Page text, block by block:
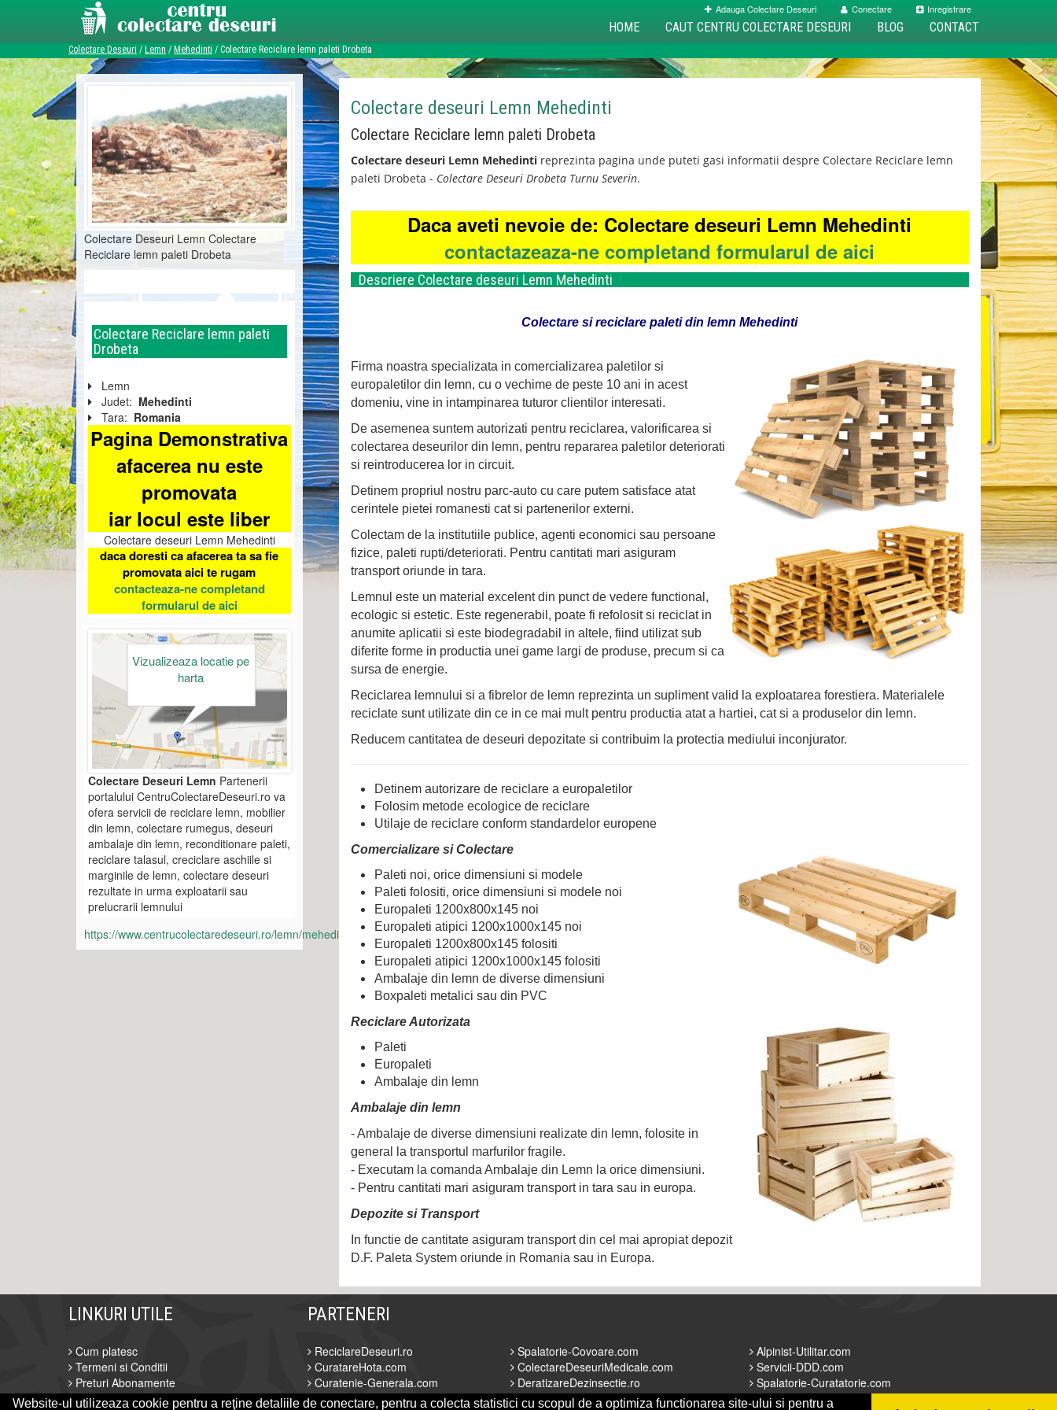
Website-ul utilizeaza cookie pentru a reţine detaliile de conectare, pentru a colecta statistici cu scopul de a optimiza functionarea site-ului si pentru a
Adauga Colectare Deseuri Conectare Inregistrare
HOME CAUT CENTRU COLECTARE DESEURI BLOG CONTACT
Colectare Deseuri / Lemn / Mehedinti / Colectare Reciclare lemn paleti Drobeta
Colectare Deseuri Lemn Colectare
Reciclare lemn paleti Drobeta
Colectare Reciclare lemn paleti
Drobeta
Lemn
Judet: Mehedinti
Tara: Romania
Pagina Demonstrativa
afacerea nu este
promovata
iar locul este liber
Colectare deseuri Lemn Mehedinti
daca doresti ca afacerea ta sa fie
promovata aici te rugam
contacteaza-ne completand
formularul de aici
Vizualizeaza locatie pe
harta
Colectare Deseuri Lemn Partenerii
portalului CentruColectareDeseuri.ro va
ofera servicii de reciclare lemn, mobilier
din lemn, colectare rumegus, deseuri
ambalaje din lemn, reconditionare paleti,
reciclare talasul, creciclare aschiile si
marginile de lemn, colectare deseuri
rezultate in urma exploatarii sau
prelucrarii lemnului
https://www.centrucolectaredeseuri.ro/lemn/mehedinti
Colectare deseuri Lemn Mehedinti
Colectare Reciclare lemn paleti Drobeta
Colectare deseuri Lemn Mehedintireprezinta pagina unde puteti gasi informatii despre Colectare Reciclare lemn
paleti Drobeta - Colectare Deseuri Drobeta Turnu Severin.
Daca aveti nevoie de: Colectare deseuri Lemn Mehedinti
contactazeaza-ne completand formularul de aici
Descriere Colectare deseuri Lemn Mehedinti
Colectare si reciclare paleti din lemn Mehedinti
Firma noastra specializata in comercializarea paletilor si
europaletilor din lemn, cu o vechime de peste 10 ani in acest
domeniu, vine in intampinarea tuturor clientilor interesati.
De asemenea suntem autorizati pentru reciclarea, valorificarea si
colectarea deseurilor din lemn, pentru repararea paletilor deteriorati
si reintroducerea lor in circuit.
Detinem propriul nostru parc-auto cu care putem satisface atat
cerintele pietei romanesti cat si partenerilor externi.
Colectam de la institutiile publice, agenti economici sau persoane
fizice, paleti rupti/deteriorati. Pentru cantitati mari asiguram
transport oriunde in tara.
Lemnul este un material excelent din punct de vedere functional,
ecologic si estetic. Este regenerabil, poate fi refolosit si reciclat in
anumite aplicatii si este biodegradabil in altele, fiind utilizat sub
diferite forme in productia unei game largi de produse, precum si ca
sursa de energie.
Reciclarea lemnului si a fibrelor de lemn reprezinta un supliment valid la exploatarea forestiera. Materialele
reciclate sunt utilizate din ce in ce mai mult pentru productia atat a hartiei, cat si a produselor din lemn.
Reducem cantitatea de deseuri depozitate si contribuim la protectia mediului inconjurator.
Detinem autorizare de reciclare a europaletilor
Folosim metode ecologice de reciclare
Utilaje de reciclare conform standardelor europene
Comercializare si Colectare
Paleti noi, orice dimensiuni si modele
Paleti folositi, orice dimensiuni si modele noi
Europaleti 1200x800x145 noi
Europaleti atipici 1200x1000x145 noi
Europaleti 1200x800x145 folositi
Europaleti atipici 1200x1000x145 folositi
Ambalaje din lemn de diverse dimensiuni
Boxpaleti metalici sau din PVC
Reciclare Autorizata
Paleti
Europaleti
Ambalaje din lemn
Ambalaje din lemn
- Ambalaje de diverse dimensiuni realizate din lemn, folosite in
general la transportul marfurilor fragile.
- Executam la comanda Ambalaje din Lemn la orice dimensiuni.
- Pentru cantitati mari asiguram transport in tara sau in europa.
Depozite si Transport
In functie de cantitate asiguram transport din cel mai apropiat depozit
D.F. Paleta System oriunde in Romania sau in Europa.
LINKURI UTILE
Cum platesc
Termeni si Conditii
Preturi Abonamente
Sustine Centru Colectare Deseuri
PARTENERI
ReciclareDeseuri.ro
CuratareHota.com
Curatenie-Generala.com
ServiciiAlpinism.ro
Spalatorie-Covoare.com
ColectareDeseuriMedicale.com
DeratizareDezinsectie.ro
FirmaDeratizare.ro
Alpinist-Utilitar.com
Servicii-DDD.com
Spalatorie-Curatatorie.com
Spalatorie-Curatatorie.ro